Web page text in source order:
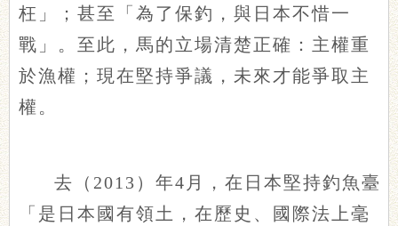
枉」；甚至「為了保釣，與日本不惜一
戰」。至此，馬的立場清楚正確：主權重
於漁權；現在堅持爭議，未來才能爭取主
權。
去（2013）年4月，在日本堅持釣魚臺
「是日本國有領土，在歷史、國際法上毫